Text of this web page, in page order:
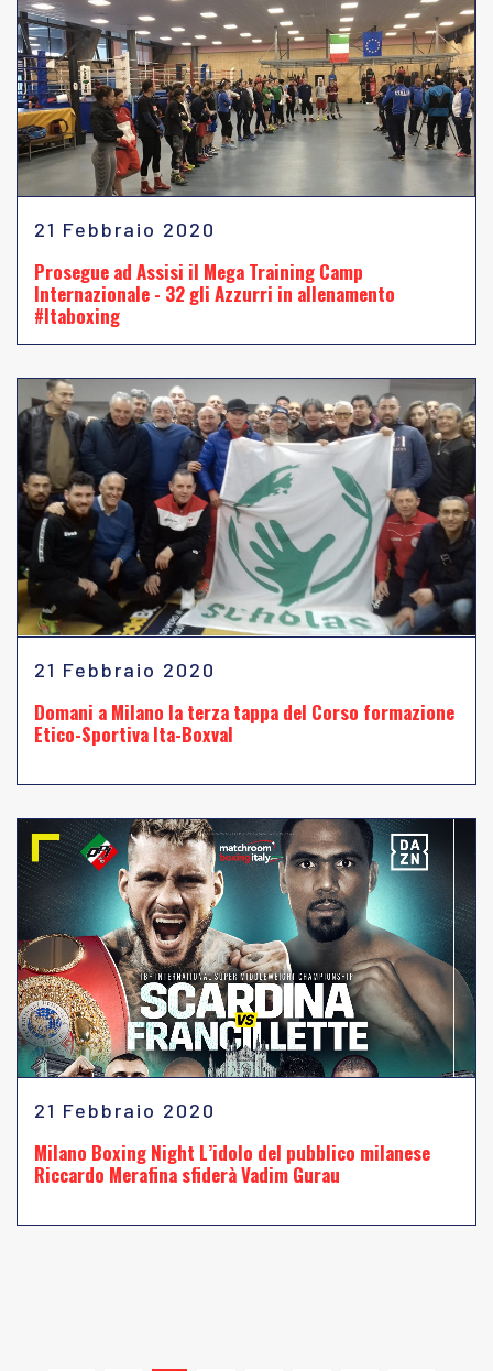
21 Febbraio 2020
Prosegue ad Assisi il Mega Training Camp
Internazionale - 32 gli Azzurri in allenamento
#Itaboxing
21 Febbraio 2020
Domani a Milano la terza tappa del Corso formazione
Etico-Sportiva Ita-Boxval
21 Febbraio 2020
Milano Boxing Night L’idolo del pubblico milanese
Riccardo Merafina sfiderà Vadim Gurau